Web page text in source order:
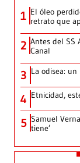
1 El óleo
retrato que
2 Antes del SS
Canal
3 La odisea:
4 Etnicidad,
5 Samuel
tiene’